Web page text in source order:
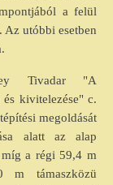
a felül
utóbbi esetben
Tivadar "A
és kivitelezése" c.
megoldását
alatt az alap
míg a régi 59,4 m
m támaszközü